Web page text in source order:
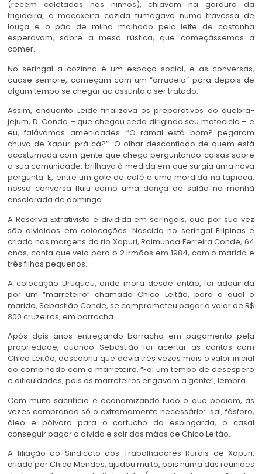
(recém coletados nos ninhos), chiavam na gordura da
frigideira, a macaxeira cozida fumegava numa travessa de
louça e o pão de milho molhado pelo leite de castanha
esperavam, sobre a mesa rústica, que começássemos a
comer.
No seringal a cozinha é um espaço social, e as conversas,
quase sempre, começam com um “arrudeio” para depois de
algum tempo se chegar ao assunto a ser tratado.
Assim, enquanto Leide finalizava os preparativos do quebra-
jejum, D. Conda – que chegou cedo dirigindo seu motociclo – e
eu, falávamos amenidades. “O ramal está bom? pegaram
chuva de Xapuri prá cá?” O olhar desconfiado de quem está
acostumada com gente que chega perguntando coisas sobre
a sua comunidade, brilhava à medida em que surgia uma nova
pergunta. E, entre um gole de café e uma mordida na tapioca,
nossa conversa fluiu como uma dança de salão na manhã
ensolarada de domingo.
A Reserva Extrativista é dividida em seringais, que por sua vez
são divididos em colocações. Nascida no seringal Filipinas e
criada nas margens do rio Xapuri, Raimunda Ferreira Conde, 64
anos, conta que veio para o 2 Irmãos em 1984, com o marido e
três filhos pequenos.
A colocação Uruqueu, onde mora desde então, foi adquirida
por um “marreteiro” chamado Chico Leitão, para o qual o
marido, Sebastião Conde, se comprometeu pagar o valor de R$
800 cruzeiros, em borracha.
Após dois anos entregando borracha em pagamento pela
propriedade, quando Sebastião foi acertar as contas com
Chico Leitão, descobriu que devia três vezes mais o valor inicial
ao combinado com o marreteiro. “Foi um tempo de desespero
e dificuldades, pois os marreteiros engavam a gente”, lembra.
Com muito sacrifício e economizando tudo o que podiam, às
vezes comprando só o extremamente necessário: sal, fósforo,
óleo e pólvora para o cartucho da espingarda, o casal
conseguir pagar a dívida e sair das mãos de Chico Leitão.
A filiação ao Sindicato dos Trabalhadores Rurais de Xapuri,
criado por Chico Mendes, ajudou muito, pois numa das reuniões